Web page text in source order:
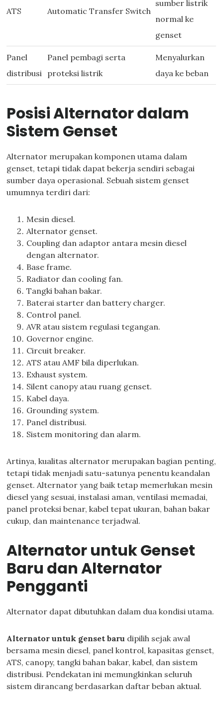
ATS Automatic Transfer Switch
sumber listrik
normal ke
genset
Panel
distribusi
Panel pembagi serta
proteksi listrik
Menyalurkan
daya ke beban
Posisi Alternator dalam
Sistem Genset
Alternator merupakan komponen utama dalam
genset, tetapi tidak dapat bekerja sendiri sebagai
sumber daya operasional. Sebuah sistem genset
umumnya terdiri dari:
Mesin diesel.
Alternator genset.
Coupling dan adaptor antara mesin diesel
dengan alternator.
Base frame.
Radiator dan cooling fan.
Tangki bahan bakar.
Baterai starter dan battery charger.
Control panel.
AVR atau sistem regulasi tegangan.
Governor engine.
Circuit breaker.
ATS atau AMF bila diperlukan.
Exhaust system.
Silent canopy atau ruang genset.
Kabel daya.
Grounding system.
Panel distribusi.
Sistem monitoring dan alarm.
Artinya, kualitas alternator merupakan bagian penting,
tetapi tidak menjadi satu-satunya penentu keandalan
genset. Alternator yang baik tetap memerlukan mesin
diesel yang sesuai, instalasi aman, ventilasi memadai,
panel proteksi benar, kabel tepat ukuran, bahan bakar
cukup, dan maintenance terjadwal.
Alternator untuk Genset
Baru dan Alternator
Pengganti
Alternator dapat dibutuhkan dalam dua kondisi utama.
Alternator untuk genset baru dipilih sejak awal
bersama mesin diesel, panel kontrol, kapasitas genset,
ATS, canopy, tangki bahan bakar, kabel, dan sistem
distribusi. Pendekatan ini memungkinkan seluruh
sistem dirancang berdasarkan daftar beban aktual.